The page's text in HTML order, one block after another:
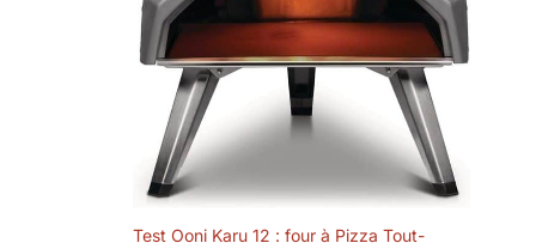
panoramique à
large ouverture du
Pi Prime permet de
garder un œil sur la
pizza et de la
retourner
pendant la cuisson.
Test Ooni Karu 12 : four à Pizza Tout-